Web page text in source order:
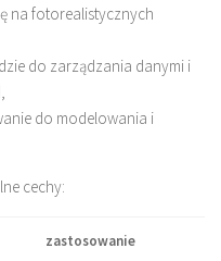
na fotorealistycznych
do zarządzania danymi i
do modelowania i
cechy:
zastosowanie